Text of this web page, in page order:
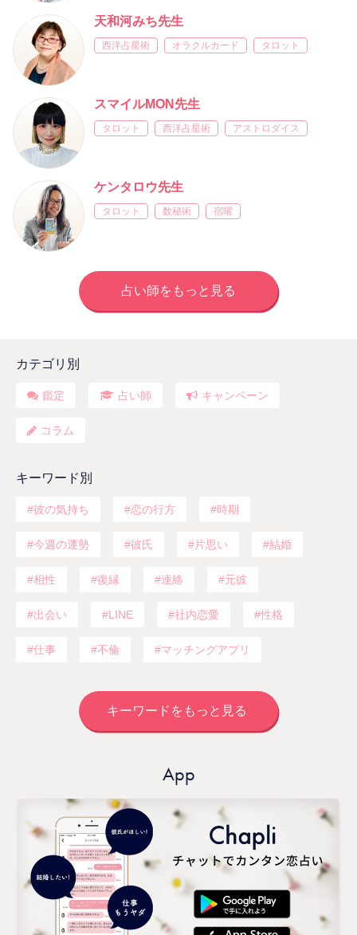
天和河みち先生
西洋占星術 オラクルカード タロット
スマイルMON先生
タロット 西洋占星術 アストロダイス
ケンタロウ先生
タロット 数秘術 宿曜
占い師をもっと見る
カテゴリ別
鑑定 占い師 キャンペーン
コラム
キーワード別
彼の気持ち 恋の行方 時期
今週の運勢 彼氏 片思い 結婚
相性 復縁 連絡 元彼
出会い LINE 社内恋愛 性格
仕事 不倫 マッチングアプリ
キーワードをもっと見る
App